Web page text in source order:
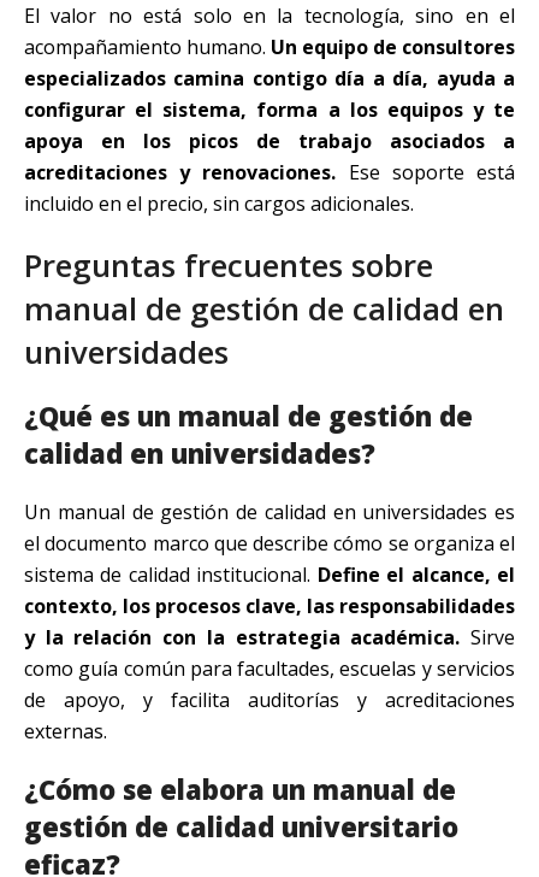
El valor no está solo en la tecnología, sino en el
acompañamiento humano. Un equipo de consultores
especializados camina contigo día a día, ayuda a
configurar el sistema, forma a los equipos y te
apoya en los picos de trabajo asociados a
acreditaciones y renovaciones. Ese soporte está
incluido en el precio, sin cargos adicionales.
Preguntas frecuentes sobre
manual de gestión de calidad en
universidades
¿Qué es un manual de gestión de
calidad en universidades?
Un manual de gestión de calidad en universidades es
el documento marco que describe cómo se organiza el
sistema de calidad institucional. Define el alcance, el
contexto, los procesos clave, las responsabilidades
y la relación con la estrategia académica. Sirve
como guía común para facultades, escuelas y servicios
de apoyo, y facilita auditorías y acreditaciones
externas.
¿Cómo se elabora un manual de
gestión de calidad universitario
eficaz?